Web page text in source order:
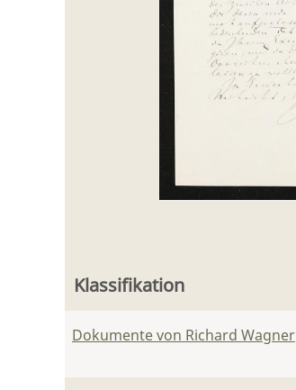
Klassifikation
Dokumente von Richard Wagner